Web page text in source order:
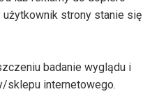
użytkownik strony stanie się
badanie wyglądu i
sklepu internetowego.